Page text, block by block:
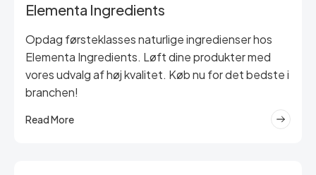
Elementa Ingredients
Opdag førsteklasses naturlige ingredienser hos
Elementa Ingredients. Løft dine produkter med
vores udvalg af høj kvalitet. Køb nu for det bedste i
branchen!
Read More